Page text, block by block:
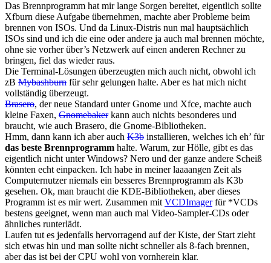
Das Brennprogramm hat mir lange Sorgen bereitet, eigentlich sollte
Xfburn diese Aufgabe übernehmen, machte aber Probleme beim
brennen von ISOs. Und da Linux-Distris nun mal hauptsächlich
ISOs sind und ich die eine oder andere ja auch mal brennen möchte,
ohne sie vorher über’s Netzwerk auf einen anderen Rechner zu
bringen, fiel das wieder raus.
Die Terminal-Lösungen überzeugten mich auch nicht, obwohl ich
zB Mybashburn für sehr gelungen halte. Aber es hat mich nicht
vollständig überzeugt.
Brasero, der neue Standard unter Gnome und Xfce, machte auch
kleine Faxen, Gnomebakerkann auch nichts besonderes und
braucht, wie auch Brasero, die Gnome-Bibliotheken.
Hmm, dann kann ich aber auch K3b installieren, welches ich eh’ für
das beste Brennprogramm halte. Warum, zur Hölle, gibt es das
eigentlich nicht unter Windows? Nero und der ganze andere Scheiß
könnten echt einpacken. Ich habe in meiner laaaangen Zeit als
Computernutzer niemals ein besseres Brennprogramm als K3b
gesehen. Ok, man braucht die KDE-Bibliotheken, aber dieses
Programm ist es mir wert. Zusammen mitVCDImagerfür *VCDs
bestens geeignet, wenn man auch mal Video-Sampler-CDs oder
ähnliches runterlädt.
Laufen tut es jedenfalls hervorragend auf der Kiste, der Start zieht
sich etwas hin und man sollte nicht schneller als 8-fach brennen,
aber das ist bei der CPU wohl von vornherein klar.